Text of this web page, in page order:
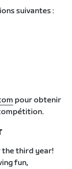
suivantes :
pour obtenir
the third year!
fun,